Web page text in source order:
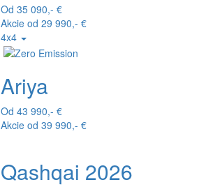
Od 35 090,- €
Akcie od 29 990,- €
4x4
Ariya
Od 43 990,- €
Akcie od 39 990,- €
Qashqai 2026